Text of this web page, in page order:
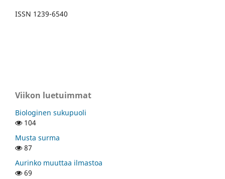
ISSN 1239-6540
Viikon luetuimmat
Biologinen sukupuoli
104
Musta surma
87
Aurinko muuttaa ilmastoa
69